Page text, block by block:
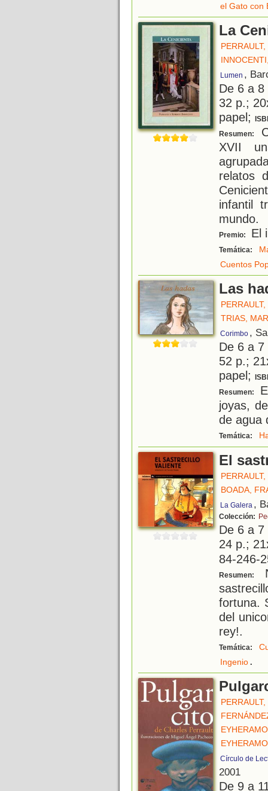
el Gato con
La
Lumen ,
De 6 a
32 p.;
papel;
Resumen:
XVII
relatos
infantil
mundo.
Premio: El
Temática:
Cuentos
Las
TRIAS,
Corimbo ,
De 6 a
52 p.;
papel;
Resumen:
joyas,
de agua
Temática:
El
BOADA,
La Galera ,
Colección:
De 6 a
24 p.;
84-246-
Resumen:
fortuna.
del
rey!.
Temática:
Ingenio.
Círculo de
2001
De 9 a